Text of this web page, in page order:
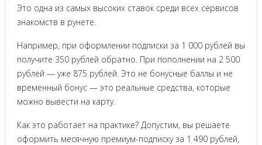
Это одна из самых высоких ставок среди всех сервисов
знакомств в рунете.
Например, при оформлении подписки за 1 000 рублей вы
получите 350 рублей обратно. При пополнении на 2 500
рублей — уже 875 рублей. Это не бонусные баллы и не
временный бонус — это реальные средства, которые
можно вывести на карту.
Как это работает на практике? Допустим, вы решаете
оформить месячную премиум-подписку за 1 490 рублей,